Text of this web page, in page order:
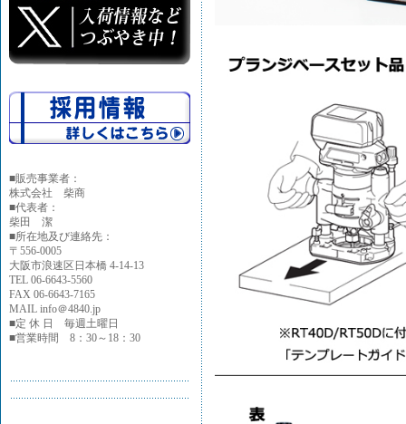
■販売事業者：
株式会社 柴商
■代表者：
柴田 潔
■所在地及び連絡先：
〒556-0005
大阪市浪速区日本橋 4-14-13
TEL 06-6643-5560
FAX 06-6643-7165
MAIL info＠4840.jp
■定 休 日 毎週土曜日
■営業時間 8：30～18：30